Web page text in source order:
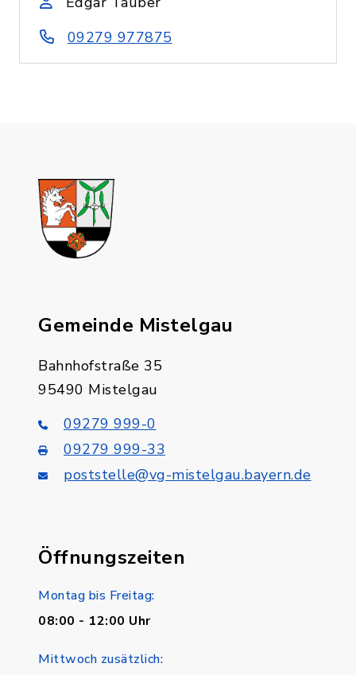
09279 977875
Gemeinde Mistelgau
Bahnhofstraße 35
95490 Mistelgau
09279 999-0
09279 999-33
poststelle@vg-mistelgau.bayern.de
Öffnungszeiten
Montag bis Freitag:
08:00 - 12:00 Uhr
Mittwoch zusätzlich: